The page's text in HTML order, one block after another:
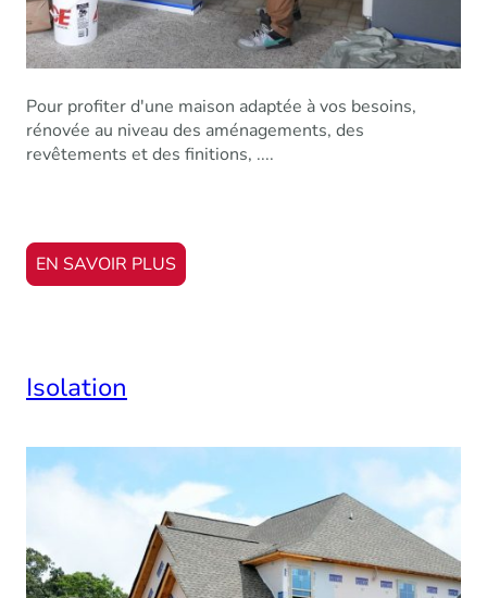
Pour profiter d'une maison adaptée à vos besoins,
rénovée au niveau des aménagements, des
revêtements et des finitions, ....
EN SAVOIR PLUS
Isolation